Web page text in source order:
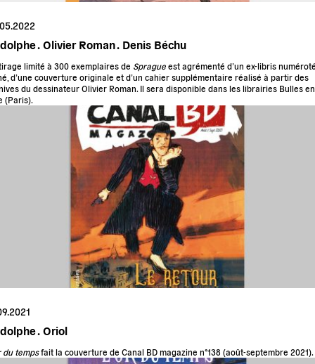
. Olivier Roman . Denis Béchu
limité à 300 exemplaires de Sprague est agrémenté d’un ex-libris
d’une couverture originale et d’un cahier supplémentaire réalisé à partir des
du dessinateur Olivier Roman. Il sera disponible dans les librairies Bulles en
(Paris).
. Oriol
du tempsfait la couverture de Canal BD magazine n°138 (août-septembre 2021).